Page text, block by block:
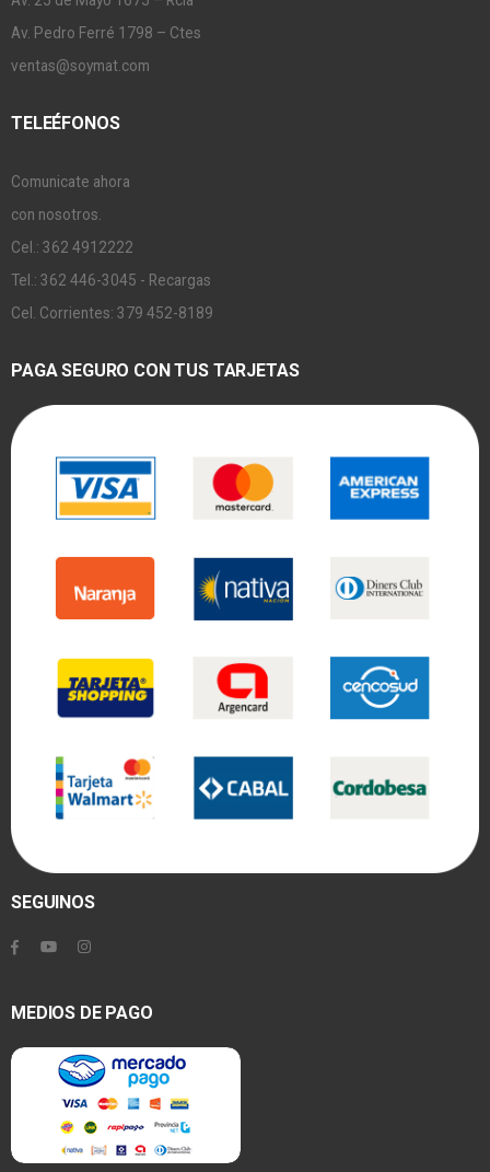
Av. Pedro Ferré 1798 – Ctes
ventas@soymat.com
TELEÉFONOS
Comunicate ahora
con nosotros.
Cel.: 362 4912222
Tel.: 362 446-3045 - Recargas
Cel. Corrientes: 379 452-8189
PAGA SEGURO CON TUS TARJETAS
SEGUINOS
MEDIOS DE PAGO